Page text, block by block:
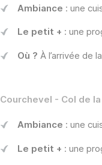
Ambiance : une
Le petit + : une
Où ? À l’arrivée de
Courchevel - Col de
Ambiance : une
Le petit + : une